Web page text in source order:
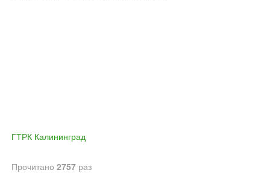
ГТРК Калининград
Прочитано 2757 раз